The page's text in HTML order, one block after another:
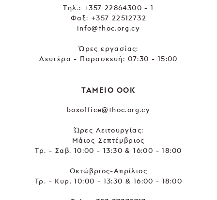
Tηλ.: +357 22864300 - 1
Φαξ: +357 22512732
info@thoc.org.cy
Ώρες εργασίας:
Δευτέρα - Παρασκευή: 07:30 - 15:00
ΤΑΜΕΙΟ ΘΟΚ
boxoffice@thoc.org.cy
Ώρες Λειτουργίας:
Μάιος-Σεπτέμβριος
Τρ. - Σαβ. 10:00 - 13:30 & 16:00 - 18:00
Οκτώβριος-Απρίλιος
Τρ. - Κυρ. 10:00 - 13:30 & 16:00 - 18:00